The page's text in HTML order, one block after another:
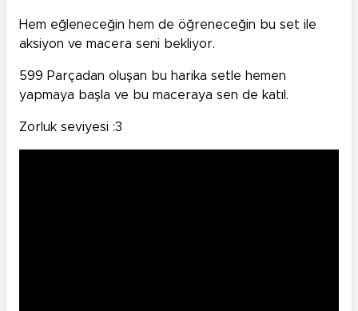
Hem eğleneceğin hem de öğreneceğin bu set ile
aksiyon ve macera seni bekliyor.
599 Parçadan oluşan bu harika setle hemen
yapmaya başla ve bu maceraya sen de katıl.
Zorluk seviyesi :3